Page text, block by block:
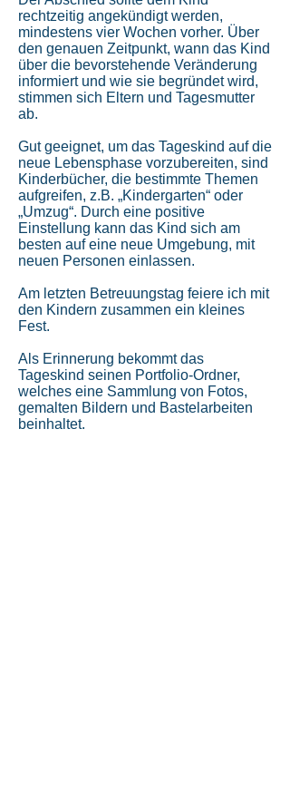
rechtzeitig angekündigt werden,
mindestens vier Wochen vorher. Über
den genauen Zeitpunkt, wann das Kind
über die bevorstehende Veränderung
informiert und wie sie begründet wird,
stimmen sich Eltern und Tagesmutter
ab.
Gut geeignet, um das Tageskind auf die
neue Lebensphase vorzubereiten, sind
Kinderbücher, die bestimmte Themen
aufgreifen, z.B. „Kindergarten“ oder
„Umzug“. Durch eine positive
Einstellung kann das Kind sich am
besten auf eine neue Umgebung, mit
neuen Personen einlassen.
Am letzten Betreuungstag feiere ich mit
den Kindern zusammen ein kleines
Fest.
Als Erinnerung bekommt das
Tageskind seinen Portfolio-Ordner,
welches eine Sammlung von Fotos,
gemalten Bildern und Bastelarbeiten
beinhaltet.